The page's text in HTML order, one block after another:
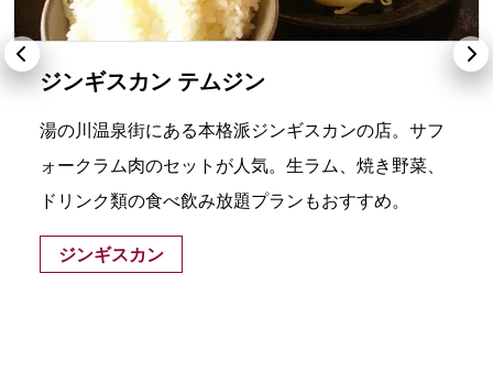
ジンギスカン テムジン
湯の川温泉街にある本格派ジンギスカンの店。サフ
ォークラム肉のセットが人気。生ラム、焼き野菜、
ドリンク類の食べ飲み放題プランもおすすめ。
ジンギスカン